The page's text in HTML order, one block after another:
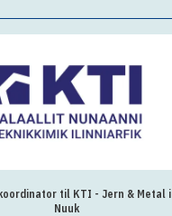
til KTI - Jern & Metal i
Nuuk